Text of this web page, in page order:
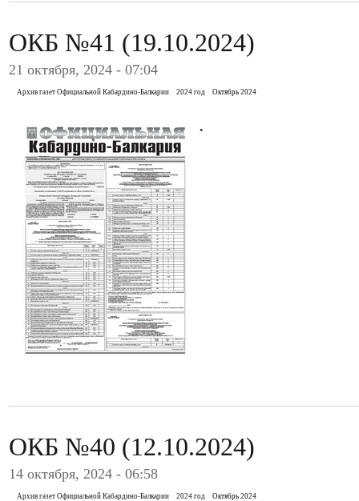
ОКБ №41 (19.10.2024)
21 октября, 2024 - 07:04
Архив газет Официальной Кабардино-Балкарии 2024 год Октябрь 2024
.
ОКБ №40 (12.10.2024)
14 октября, 2024 - 06:58
Архив газет Официальной Кабардино-Балкарии 2024 год Октябрь 2024